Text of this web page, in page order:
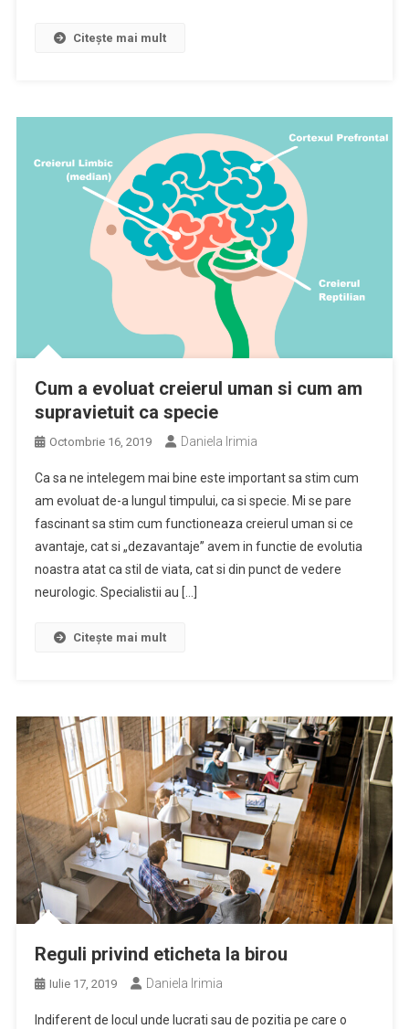
Citește mai mult
Cum a evoluat creierul uman si cum am
supravietuit ca specie
Octombrie 16, 2019 Daniela Irimia
Ca sa ne intelegem mai bine este important sa stim cum
am evoluat de-a lungul timpului, ca si specie. Mi se pare
fascinant sa stim cum functioneaza creierul uman si ce
avantaje, cat si „dezavantaje” avem in functie de evolutia
noastra atat ca stil de viata, cat si din punct de vedere
neurologic. Specialistii au […]
Citește mai mult
Reguli privind eticheta la birou
Iulie 17, 2019 Daniela Irimia
Indiferent de locul unde lucrati sau de pozitia pe care o